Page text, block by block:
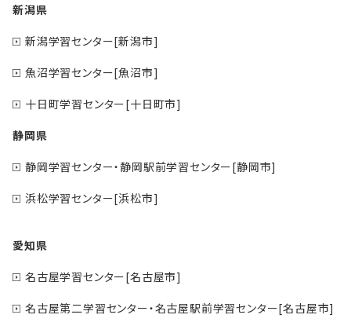
新潟県
新潟学習センター[新潟市]
魚沼学習センター[魚沼市]
十日町学習センター[十日町市]
静岡県
静岡学習センター・静岡駅前学習センター[静岡市]
浜松学習センター[浜松市]
愛知県
名古屋学習センター[名古屋市]
名古屋第二学習センター・名古屋駅前学習センター[名古屋市]